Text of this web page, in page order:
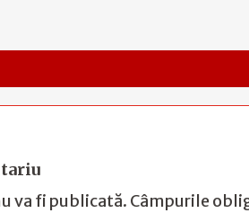
va fi publicată. Câmpurile